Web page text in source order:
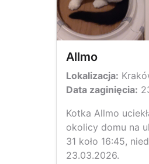
Allmo
Lokalizacja:
Data zaginięcia:
Kotka Allmo
okolicy domu na
31 koło 16:45,
23.03.2026.